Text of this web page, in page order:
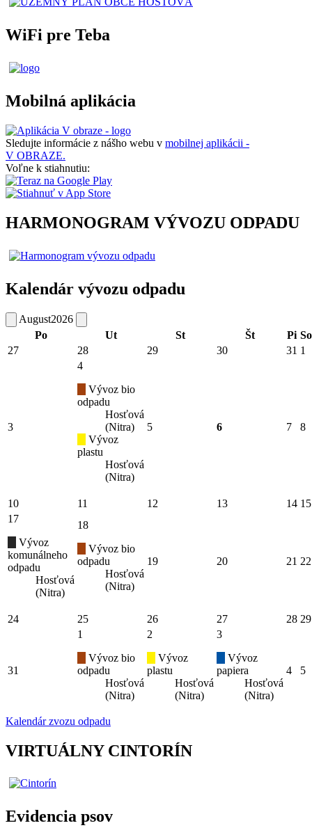
WiFi pre Teba
Mobilná aplikácia
Sledujte informácie z nášho webu v mobilnej aplikácii -
V OBRAZE.
Voľne k stiahnutiu:
HARMONOGRAM VÝVOZU ODPADU
Kalendár vývozu odpadu
August2026
Po
Ut St Št Pi So
27
28 29 30 31 1
3
4
Vývoz bio
odpadu
Hosťová
(Nitra)
Vývoz
plastu
Hosťová
(Nitra)
5 6 7 8
10 11 12 13 14 15
17
Vývoz
komunálneho
odpadu
Hosťová
(Nitra)
18
Vývoz bio
odpadu
Hosťová
(Nitra)
19 20 21 22
24 25 26 27 28 29
31
1
Vývoz bio
odpadu
Hosťová
(Nitra)
2
Vývoz
plastu
Hosťová
(Nitra)
3
Vývoz
papiera
Hosťová
(Nitra)
4 5
Kalendár zvozu odpadu
VIRTUÁLNY CINTORÍN
Evidencia psov